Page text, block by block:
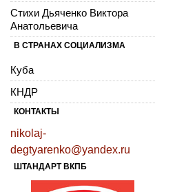
Стихи Дьяченко Виктора
Анатольевича
В СТРАНАХ СОЦИАЛИЗМА
Куба
КНДР
КОНТАКТЫ
nikolaj-
degtyarenko@yandex.ru
ШТАНДАРТ ВКПБ